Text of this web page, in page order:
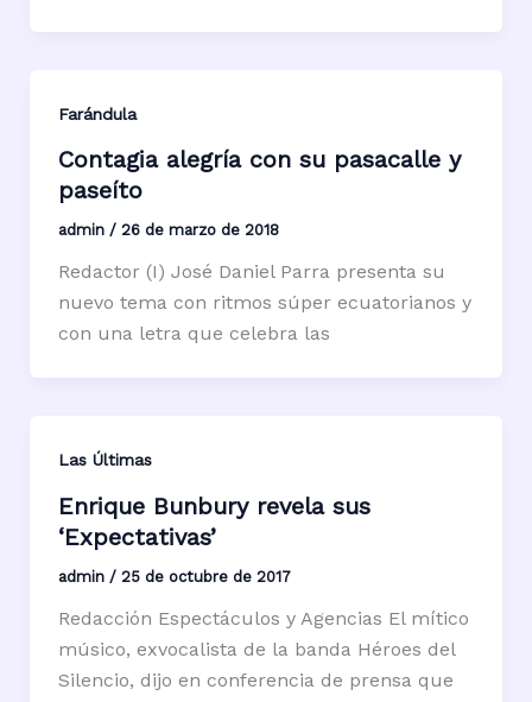
Farándula
Contagia alegría con su pasacalle y
paseíto
admin / 26 de marzo de 2018
Redactor (I) José Daniel Parra presenta su
nuevo tema con ritmos súper ecuatorianos y
con una letra que celebra las
Las Últimas
Enrique Bunbury revela sus
‘Expectativas’
admin / 25 de octubre de 2017
Redacción Espectáculos y Agencias El mítico
músico, exvocalista de la banda Héroes del
Silencio, dijo en conferencia de prensa que